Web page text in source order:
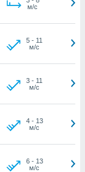
м/с
5- 11
м/с
3- 11
м/с
4- 13
м/с
6- 13
м/с